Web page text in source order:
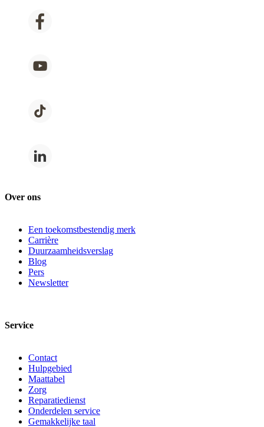
Over ons
Een toekomstbestendig merk
Carrière
Duurzaamheidsverslag
Blog
Pers
Newsletter
Service
Contact
Hulpgebied
Maattabel
Zorg
Reparatiedienst
Onderdelen service
Gemakkelijke taal